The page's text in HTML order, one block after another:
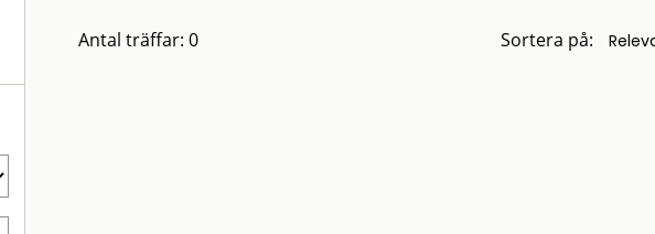
Antal träffar: 0 Sortera på: